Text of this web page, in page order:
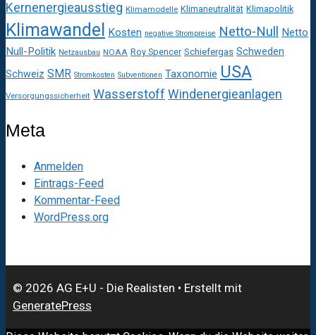
Kernenergieausstieg Klimamodelle Klimaneutralität Klimapolitik
Klimawandel Kosten negative Strompreise Netto-Null Netto
Null-Politik Netzausbau NOAA Roy Spencer Schiefergas Schweden
Schweiz SMR Stromkosten Subventionen Taxonomie USA
Versorgungssicherheit Wasserstoff Windenergieanlagen
Meta
Anmelden
Eintrags-Feed
Kommentar-Feed
WordPress.org
© 2026 AG E+U - Die Realisten • Erstellt mit
GeneratePress